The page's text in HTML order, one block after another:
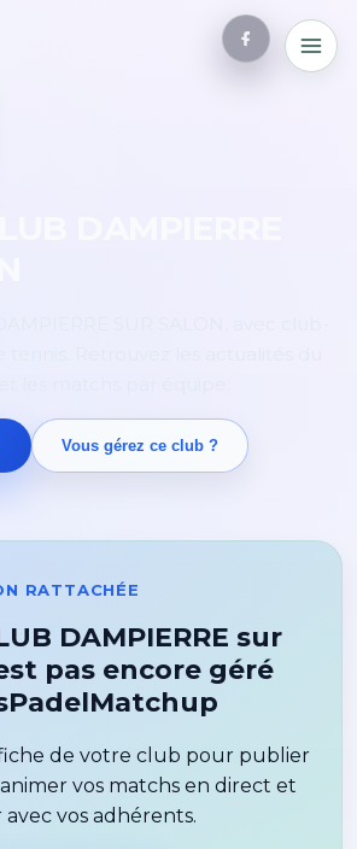
DAMPIERRE
Vous gérez ce club ?
RATTACHÉE
DAMPIERRE sur
pas encore géré
de votre club pour publier
vos matchs en direct et
vos adhérents.